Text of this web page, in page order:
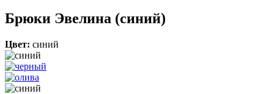
Брюки Эвелина (синий)
Цвет: синий